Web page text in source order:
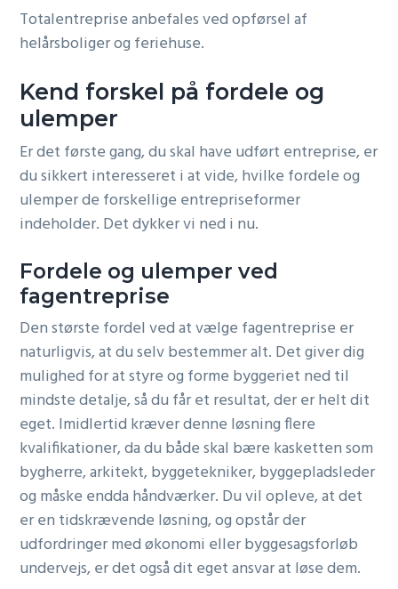
Totalentreprise anbefales ved opførsel af
helårsboliger og feriehuse.
Kend forskel på fordele og
ulemper
Er det første gang, du skal have udført entreprise, er
du sikkert interesseret i at vide, hvilke fordele og
ulemper de forskellige entrepriseformer
indeholder. Det dykker vi ned i nu.
Fordele og ulemper ved
fagentreprise
Den største fordel ved at vælge fagentreprise er
naturligvis, at du selv bestemmer alt. Det giver dig
mulighed for at styre og forme byggeriet ned til
mindste detalje, så du får et resultat, der er helt dit
eget. Imidlertid kræver denne løsning flere
kvalifikationer, da du både skal bære kasketten som
bygherre, arkitekt, byggetekniker, byggepladsleder
og måske endda håndværker. Du vil opleve, at det
er en tidskrævende løsning, og opstår der
udfordringer med økonomi eller byggesagsforløb
undervejs, er det også dit eget ansvar at løse dem.